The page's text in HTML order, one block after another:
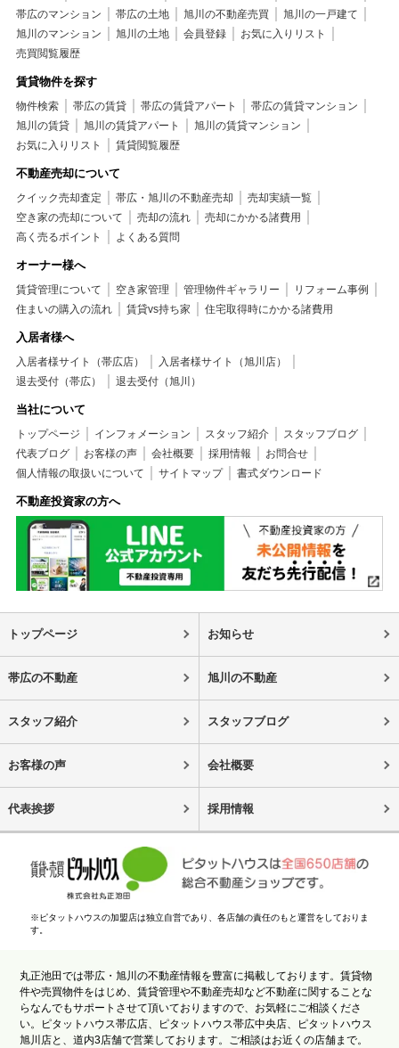
帯広のマンション
帯広の土地 旭川の不動産売買
旭川の一戸建て
旭川のマンション
旭川の土地 会員登録
お気に入りリスト
売買閲覧履歴
賃貸物件を探す
物件検索 帯広の賃貸 帯広の賃貸アパート
帯広の賃貸マンション
旭川の賃貸
旭川の賃貸アパート
旭川の賃貸マンション
お気に入りリスト
賃貸閲覧履歴
不動産売却について
クイック売却査定 帯広・旭川の不動産売却
売却実績一覧
空き家の売却について
売却の流れ
売却にかかる諸費用
高く売るポイント
よくある質問
オーナー様へ
賃貸管理について 空き家管理 管理物件ギャラリー
リフォーム事例
住まいの購入の流れ
賃貸vs持ち家 住宅取得時にかかる諸費用
入居者様へ
入居者様サイト（帯広店）
入居者様サイト（旭川店）
退去受付（帯広）
退去受付（旭川）
当社について
トップページ インフォメーション スタッフ紹介
スタッフブログ
代表ブログ
お客様の声 会社概要 採用情報
お問合せ
個人情報の取扱いについて
サイトマップ 書式ダウンロード
不動産投資家の方へ
トップページ お知らせ
帯広の不動産 旭川の不動産
スタッフ紹介 スタッフブログ
お客様の声 会社概要
代表挨拶 採用情報
※ピタットハウスの加盟店は独立自営であり、各店舗の責任のもと運営をしておりま
す。
丸正池田では帯広・旭川の不動産情報を豊富に掲載しております。賃貸物
件や売買物件をはじめ、賃貸管理や不動産売却など不動産に関することな
らなんでもサポートさせて頂いておりますので、お気軽にご相談くださ
い。ピタットハウス帯広店、ピタットハウス帯広中央店、ピタットハウス
旭川店と、道内3店舗で営業しております。ご相談はお近くの店舗まで。